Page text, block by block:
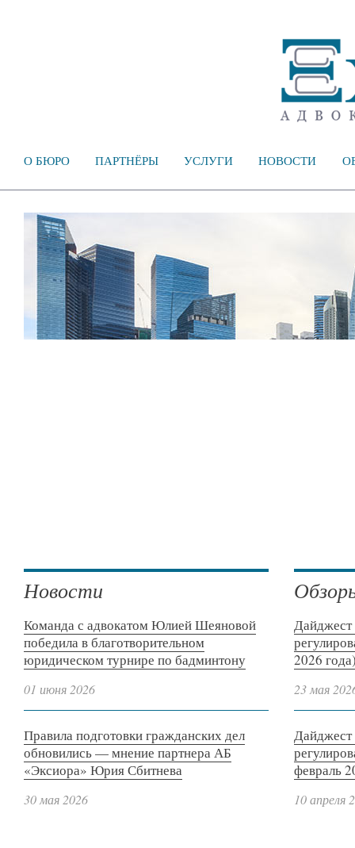
О БЮРО ПАРТНЁРЫ УСЛУГИ НОВОСТИ
Новости
Команда с адвокатом Юлией Шеяновой
победила в благотворительном
юридическом турнире по бадминтону
01 июня 2026
Правила подготовки гражданских дел
обновились — мнение партнера АБ
«Эксиора» Юрия Сбитнева
30 мая 2026
Дайджест
2026
23 мая
Дайджест
февраль
10 апреля